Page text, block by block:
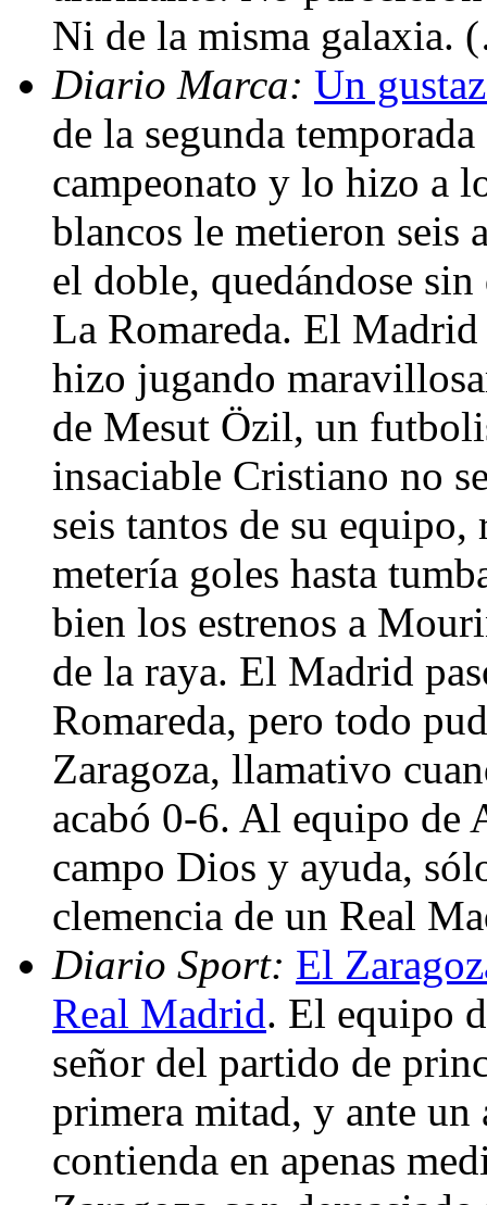
Ni de la misma galaxia.
Diario Marca: Un
de la segunda
campeonato y lo hizo a
blancos le metieron seis
el doble, quedándose
La Romareda. El
hizo jugando
de Mesut Özil, un
insaciable Cristiano no
seis tantos de su
metería goles hasta
bien los estrenos a
de la raya. El Madrid
Romareda, pero todo
Zaragoza, llamativo
acabó 0-6. Al equipo de
campo Dios y ayuda,
clemencia de un Real
Diario Sport: El
Real Madrid. El equipo
señor del partido de
primera mitad, y ante un
contienda en apenas